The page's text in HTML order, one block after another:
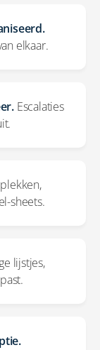
elkaar.
Escalaties
sheets.
lijstjes,